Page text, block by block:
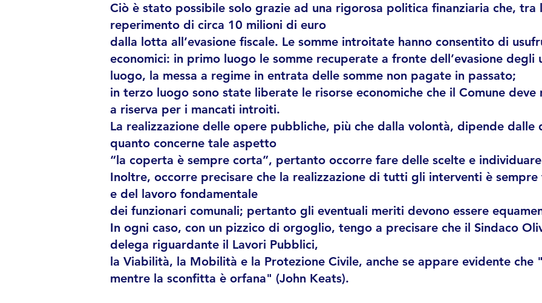
Ciò è stato possibile solo grazie ad una rigorosa politica finanziaria che, tra
reperimento di circa 10 milioni di euro
dalla lotta all’evasione fiscale. Le somme introitate hanno consentito di
economici: in primo luogo le somme recuperate a fronte dell’evasione degli
luogo, la messa a regime in entrata delle somme non pagate in passato;
in terzo luogo sono state liberate le risorse economiche che il Comune
a riserva per i mancati introiti.
La realizzazione delle opere pubbliche, più che dalla volontà, dipende
quanto concerne tale aspetto
“la coperta è sempre corta”, pertanto occorre fare delle scelte e
Inoltre, occorre precisare che la realizzazione di tutti gli interventi è
e del lavoro fondamentale
dei funzionari comunali; pertanto gli eventuali meriti devono essere
In ogni caso, con un pizzico di orgoglio, tengo a precisare che il Sindaco
delega riguardante il Lavori Pubblici,
la Viabilità, la Mobilità e la Protezione Civile, anche se appare evidente
mentre la sconfitta è orfana" (John Keats).